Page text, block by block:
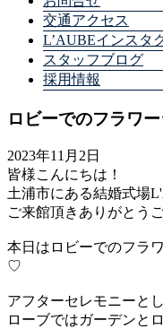
交通アクセス
L’AUBEインスタ
スタッフブログ
採用情報
ロビーでのフラワ
2023年11月2日
皆様こんにちは！
土浦市にある結婚式場
ご来館頂きありがとう
本日はロビーでのフラ
♡
アフターセレモニーと
ローブではガーデンと